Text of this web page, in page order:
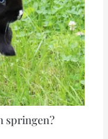
springen?